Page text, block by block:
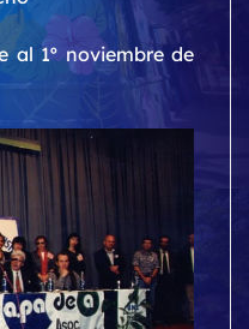
al 1º noviembre de